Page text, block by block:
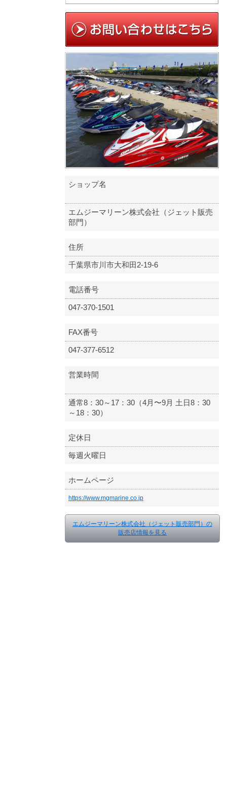
ショップ名
エムジーマリーン株式会社（ジェット販売
部門）
住所
千葉県市川市大和田2-19-6
電話番号
047-370-1501
FAX番号
047-377-6512
営業時間
通常8：30～17：30（4月〜9月 土日8：30
～18：30）
定休日
毎週火曜日
ホームページ
https://www.mgmarine.co.jp
エムジーマリーン株式会社（ジェット販売部門）の
販売店情報を見る